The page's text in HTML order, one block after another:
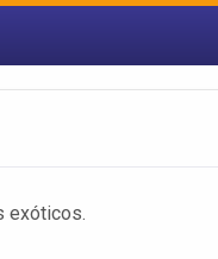
exóticos.